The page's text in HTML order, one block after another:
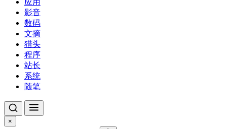
应用
影音
数码
文摘
猎头
程序
站长
系统
随笔
×